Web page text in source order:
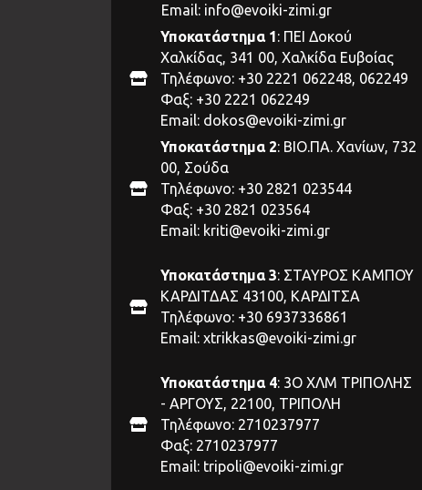
Email: info@evoiki-zimi.gr
Υποκατάστημα 1: ΠΕΙ Δοκού
Χαλκίδας, 341 00, Χαλκίδα Ευβοίας
Τηλέφωνο: +30 2221 062248, 062249
Φαξ: +30 2221 062249
Email: dokos@evoiki-zimi.gr
Υποκατάστημα 2: ΒΙΟ.ΠΑ. Χανίων, 732
00, Σούδα
Τηλέφωνο: +30 2821 023544
Φαξ: +30 2821 023564
Email: kriti@evoiki-zimi.gr
Υποκατάστημα 3: ΣΤΑΥΡΟΣ ΚΑΜΠΟΥ
ΚΑΡΔΙΤΔΑΣ 43100, ΚΑΡΔΙΤΣΑ
Τηλέφωνο: +30 6937336861
Email: xtrikkas@evoiki-zimi.gr
Υποκατάστημα 4: 3Ο ΧΛΜ ΤΡΙΠΟΛΗΣ
- ΑΡΓΟΥΣ, 22100, ΤΡΙΠΟΛΗ
Τηλέφωνο: 2710237977
Φαξ: 2710237977
Email: tripoli@evoiki-zimi.gr